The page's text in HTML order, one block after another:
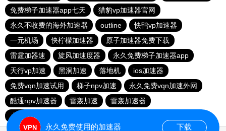
免费梯子加速器app七天
猎豹vp加速器官网
永久不收费的海外加速器
outline
快鸭vp加速器
一元机场
快柠檬加速器
原子加速器免费下载
雷霆加器速
旋风加速度器
永久免费梯子加速器app
天行vp加速
黑洞加速 落地机
ios加速器
免费vqn加速试用
梯子npv加速
永久免费vqn加速外网
酷通npv加速器
雷轰加速
雷轰加速器
小猫咪ciash加速器
永久免费使用的加速器 下载